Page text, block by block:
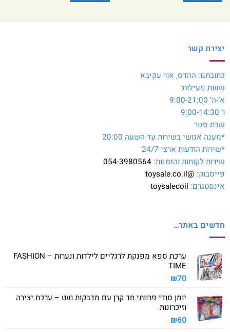
יצירת קשר
כתובתנו: ההדס, אור עקיבא
שעות פעילות:
א’-ה’ 9:00-21:00
ו’ 9:00-14:30
שבת סגור
*מענה אנושי בשירות עד השעה 20:00
*שירות הודעות ארצי 24/7
שירות לקוחות והזמנות: 054-3980564
פייסבוק: @toysale.co.il
אינסטגרם: toysalecoil
חדשים באתר…
ערכת ספא מפנקת לרגליים לילדות ונערות – FASHION
TIME
₪70
יומן סודי פרוותי חד קרן עם מדבקות ועט – ערכת יצירה
וזיכרונות
₪60